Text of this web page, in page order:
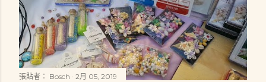
張貼者： Bosch 2月 05, 2019